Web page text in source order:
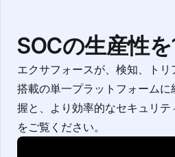
SOCの生産性
エクサフォースが、検知、ト
搭載の単一プラットフォーム
握と、より効率的なセキュリ
をご覧ください。